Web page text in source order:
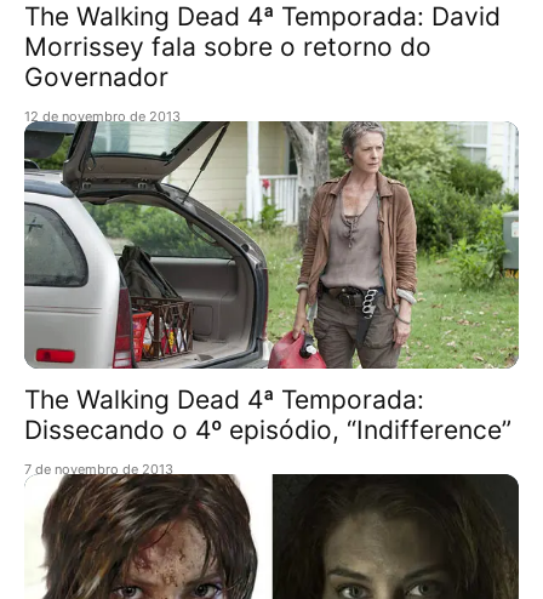
The Walking Dead 4ª Temporada: David
Morrissey fala sobre o retorno do
Governador
12 de novembro de 2013
The Walking Dead 4ª Temporada:
Dissecando o 4º episódio, “Indifference”
7 de novembro de 2013